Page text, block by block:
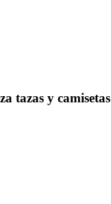
tazas y camisetas